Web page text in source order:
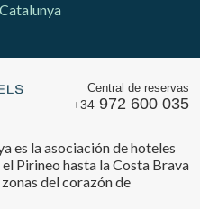
Central de reservas
+34 972 600 035
es la asociación de hoteles
Pirineo hasta la Costa Brava
del corazón de